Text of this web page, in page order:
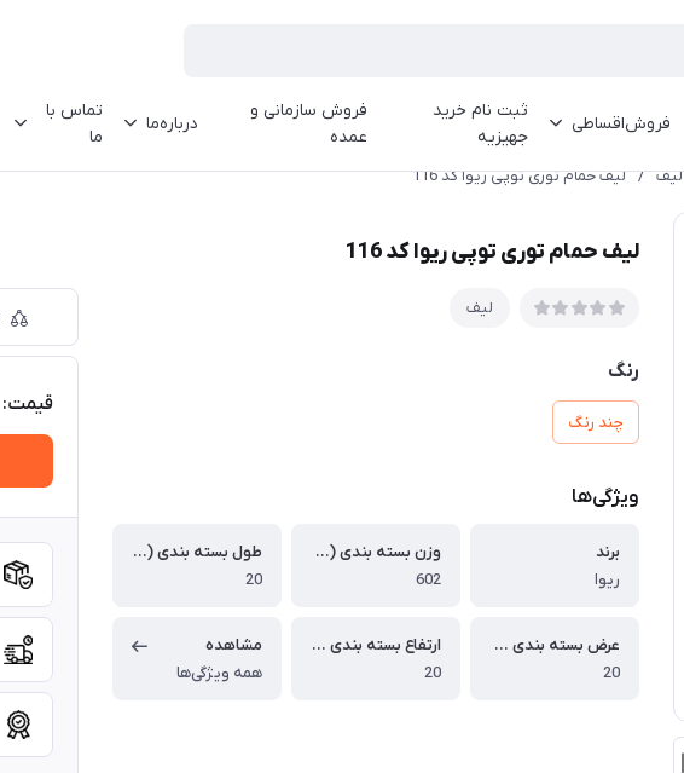
فروش‌اقساطی
ثبت نام خرید
جهیزیه
فروش سازمانی و
عمده
درباره‌ما
تماس با
ما
لیف / لیف حمام توری توپی ریوا کد 116
لیف حمام توری توپی ریوا کد 116
لیف
رنگ
چند رنگ
ویژگی‌ها
برند
ریوا
وزن بسته بندی (گرم)
602
طول بسته بندی (سانتی متر)
20
عرض بسته بندی (سانتی متر)
20
ارتفاع بسته بندی (سانتی متر)
20
مشاهده
همه ویژگی‌ها
قیمت: